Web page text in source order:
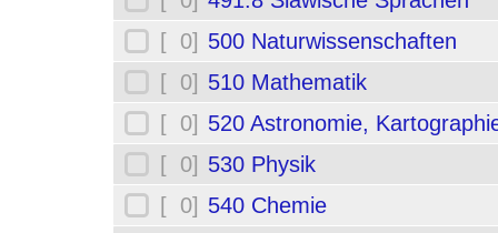
[ 0] 500 Naturwissenschaften
[ 0] 510 Mathematik
[ 0] 520 Astronomie,
[ 0] 530 Physik
[ 0] 540 Chemie